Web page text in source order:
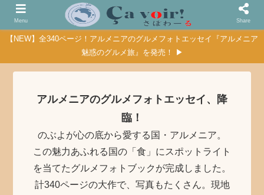
【NEW】全340ページ！アルメニアのグルメフォトエッセイ『アルメニア
魅惑のグルメ旅』を発売！ ▶
アルメニアのグルメフォトエッセイ、降
臨！
のぶよが心の底から愛する国・アルメニア。
この魅力あふれる国の「食」にスポットライト
を当てたグルメフォトブックが完成しました。
計340ページの大作で、写真もたくさん。現地
Menu Share